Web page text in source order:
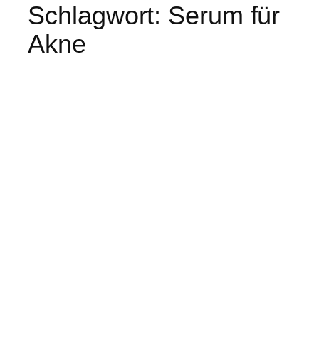
Schlagwort: Serum für
Akne